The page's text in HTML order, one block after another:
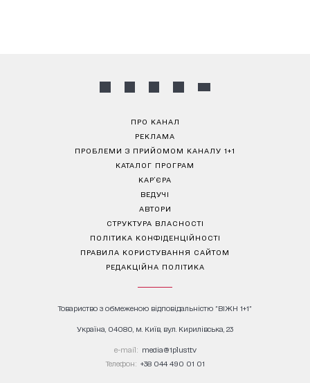
ПРО КАНАЛ
РЕКЛАМА
ПРОБЛЕМИ З ПРИЙОМОМ КАНАЛУ 1+1
КАТАЛОГ ПРОГРАМ
КАР’ЄРА
ВЕДУЧІ
АВТОРИ
СТРУКТУРА ВЛАСНОСТІ
ПОЛІТИКА КОНФІДЕНЦІЙНОСТІ
ПРАВИЛА КОРИСТУВАННЯ САЙТОМ
РЕДАКЦІЙНА ПОЛІТИКА
Товариство з обмеженою відповідальністю "ВІЖН 1+1"
Україна, 04080, м. Київ, вул. Кирилівська, 23
е-mail: media@1plus1.tv
Телефон: +38 044 490 01 01